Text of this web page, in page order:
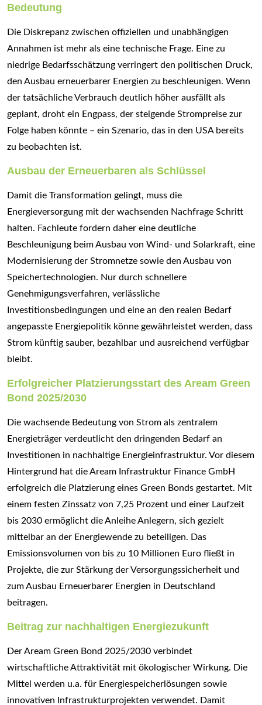
Bedeutung
Die Diskrepanz zwischen offiziellen und unabhängigen
Annahmen ist mehr als eine technische Frage. Eine zu
niedrige Bedarfsschätzung verringert den politischen Druck,
den Ausbau erneuerbarer Energien zu beschleunigen. Wenn
der tatsächliche Verbrauch deutlich höher ausfällt als
geplant, droht ein Engpass, der steigende Strompreise zur
Folge haben könnte – ein Szenario, das in den USA bereits
zu beobachten ist.
Ausbau der Erneuerbaren als Schlüssel
Damit die Transformation gelingt, muss die
Energieversorgung mit der wachsenden Nachfrage Schritt
halten. Fachleute fordern daher eine deutliche
Beschleunigung beim Ausbau von Wind- und Solarkraft, eine
Modernisierung der Stromnetze sowie den Ausbau von
Speichertechnologien. Nur durch schnellere
Genehmigungsverfahren, verlässliche
Investitionsbedingungen und eine an den realen Bedarf
angepasste Energiepolitik könne gewährleistet werden, dass
Strom künftig sauber, bezahlbar und ausreichend verfügbar
bleibt.
Erfolgreicher Platzierungsstart des Aream Green
Bond 2025/2030
Die wachsende Bedeutung von Strom als zentralem
Energieträger verdeutlicht den dringenden Bedarf an
Investitionen in nachhaltige Energieinfrastruktur. Vor diesem
Hintergrund hat die Aream Infrastruktur Finance GmbH
erfolgreich die Platzierung eines Green Bonds gestartet. Mit
einem festen Zinssatz von 7,25 Prozent und einer Laufzeit
bis 2030 ermöglicht die Anleihe Anlegern, sich gezielt
mittelbar an der Energiewende zu beteiligen. Das
Emissionsvolumen von bis zu 10 Millionen Euro fließt in
Projekte, die zur Stärkung der Versorgungssicherheit und
zum Ausbau Erneuerbarer Energien in Deutschland
beitragen.
Beitrag zur nachhaltigen Energiezukunft
Der Aream Green Bond 2025/2030 verbindet
wirtschaftliche Attraktivität mit ökologischer Wirkung. Die
Mittel werden u.a. für Energiespeicherlösungen sowie
innovativen Infrastrukturprojekten verwendet. Damit